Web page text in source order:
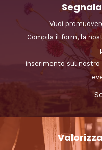
Vuoi
Compila il form, la
inserimento sul nostro